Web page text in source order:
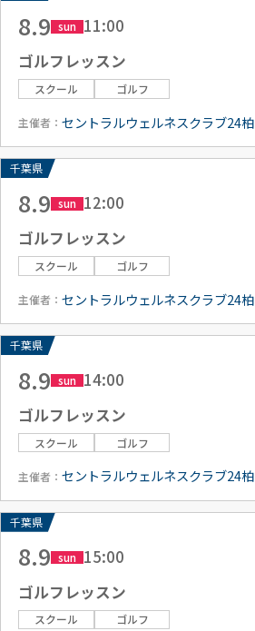
8.9 sun 11:00
ゴルフレッスン
スクール ゴルフ
主催者：セントラルウェルネスクラブ24柏
千葉県
8.9 sun 12:00
ゴルフレッスン
スクール ゴルフ
主催者：セントラルウェルネスクラブ24柏
千葉県
8.9 sun 14:00
ゴルフレッスン
スクール ゴルフ
主催者：セントラルウェルネスクラブ24柏
千葉県
8.9 sun 15:00
ゴルフレッスン
スクール ゴルフ